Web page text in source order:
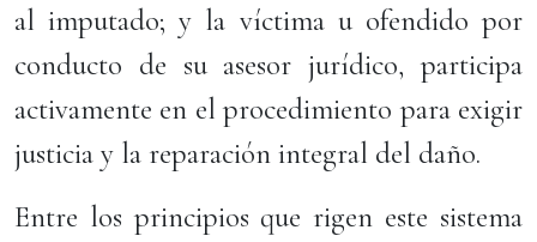
al imputado; y la víctima u ofendido por
conducto de su asesor jurídico, participa
activamente en el procedimiento para exigir
justicia y la reparación integral del daño.
Entre los principios que rigen este sistema